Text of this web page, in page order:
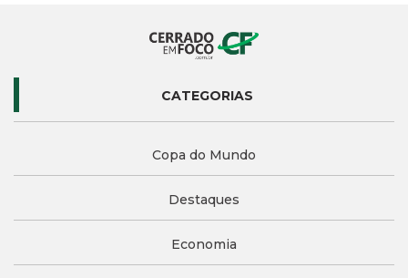
CATEGORIAS
Copa do Mundo
Destaques
Economia